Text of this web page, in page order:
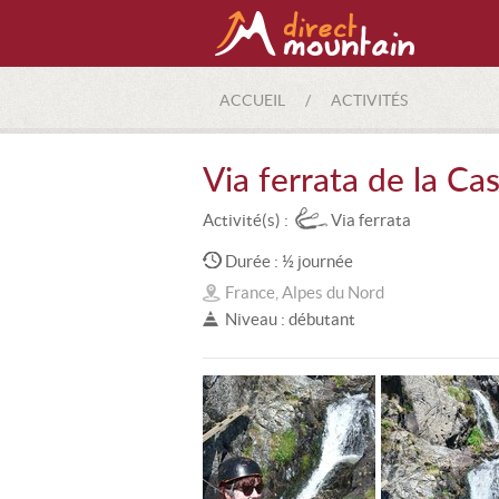
ACCUEIL / ACTIVITÉS
Via ferrata de la
Activité(s) : Via ferrata
Durée : ½ journée
France, Alpes du Nord
Niveau : débutant